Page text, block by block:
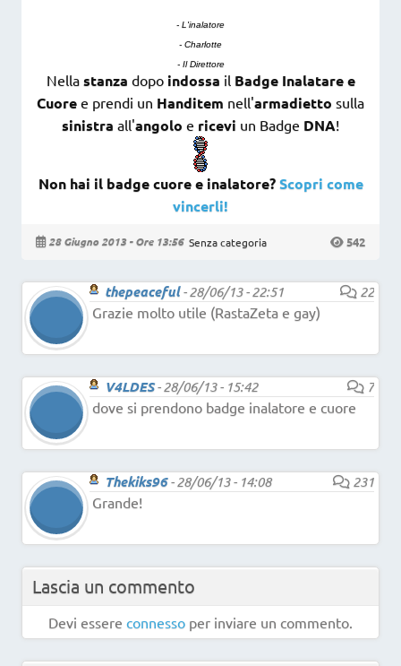
- L'inalatore
- Charlotte
- Il Direttore
Nella stanza dopo indossa il Badge Inalatare e
Cuore e prendi un Handitem nell'armadietto sulla
sinistra all'angolo e ricevi un Badge DNA!
Non hai il badge cuore e inalatore?Scopri come
vincerli!
28 Giugno 2013 - Ore 13:56 Senza categoria 542
thepeaceful-28/06/13 - 22:51
22
Grazie molto utile (RastaZeta e gay)
V4LDES-28/06/13 - 15:42
7
dove si prendono badge inalatore e cuore
Thekiks96-28/06/13 - 14:08
231
Grande!
Lascia un commento
Devi essere connesso per inviare un commento.